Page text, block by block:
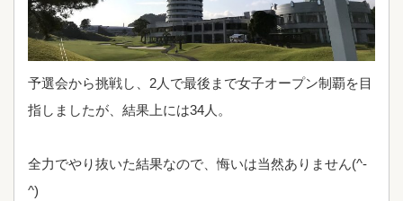
予選会から挑戦し、2人で最後まで女子オープン制覇を目
指しましたが、結果上には34人。
全力でやり抜いた結果なので、悔いは当然ありません(^-
^)